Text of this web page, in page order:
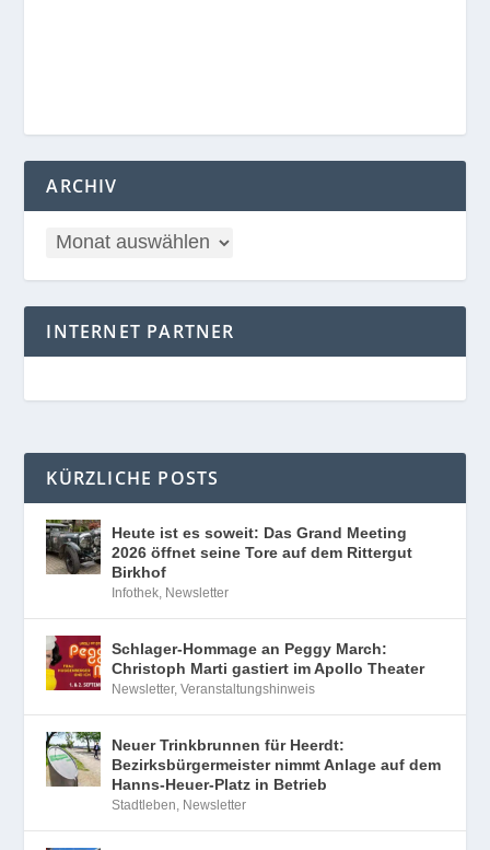
ARCHIV
INTERNET PARTNER
KÜRZLICHE POSTS
Heute ist es soweit: Das Grand Meeting
2026 öffnet seine Tore auf dem Rittergut
Birkhof
Infothek Newsletter
Schlager-Hommage an Peggy March:
Christoph Marti gastiert im Apollo Theater
Newsletter,Veranstaltungshinweis
Neuer Trinkbrunnen für Heerdt:
Bezirksbürgermeister nimmt Anlage auf dem
Hanns-Heuer-Platz in Betrieb
Stadtleben Newsletter